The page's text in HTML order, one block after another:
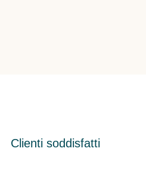
Clienti soddisfatti